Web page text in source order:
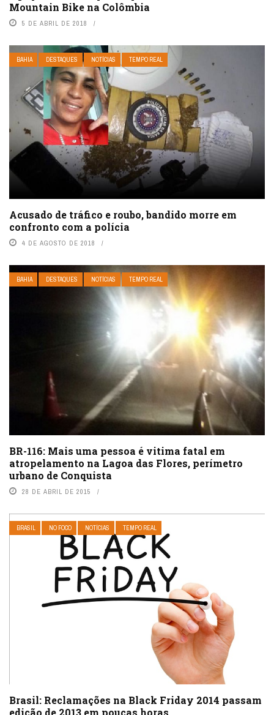
Mountain Bike na Colômbia
5 DE ABRIL DE 2018
BAHIA DESTAQUES NOTÍCIAS TEMPO REAL
Acusado de tráfico e roubo, bandido morre em
confronto com a polícia
4 DE AGOSTO DE 2018
BAHIA DESTAQUES NOTÍCIAS TEMPO REAL
BR-116: Mais uma pessoa é vitima fatal em
atropelamento na Lagoa das Flores, perímetro
urbano de Conquista
28 DE ABRIL DE 2015
BRASIL NO FOCO NOTÍCIAS TEMPO REAL
Brasil: Reclamações na Black Friday 2014 passam
edição de 2013 em poucas horas